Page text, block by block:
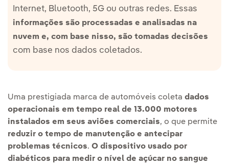
Internet, Bluetooth, 5G ou outras redes. Essas
informações são processadas e analisadas na
nuvem e, com base nisso, são tomadas decisões
com base nos dados coletados.
Uma prestigiada marca de automóveis coleta dados
operacionais em tempo real de 13.000 motores
instalados em seus aviões comerciais, o que permite
reduzir o tempo de manutenção e antecipar
problemas técnicos. O dispositivo usado por
diabéticos para medir o nível de açúcar no sangue